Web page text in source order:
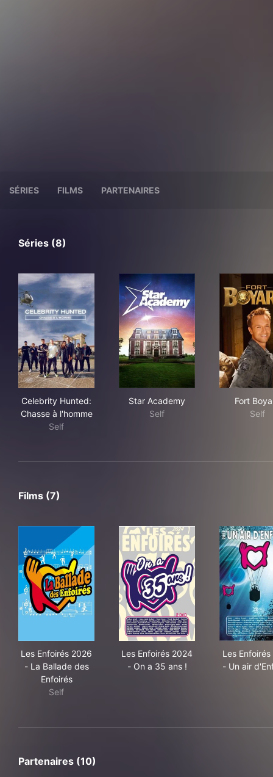
SÉRIES FILMS PARTENAIRES
Séries (8)
Celebrity Hunted:
Chasse à l'homme
Self
Star Academy
Self
Fort
Self
Films (7)
Les Enfoirés 2026
- La Ballade des
Enfoirés
Self
Les Enfoirés 2024
- On a 35 ans !
Les
- Un air
Partenaires (10)